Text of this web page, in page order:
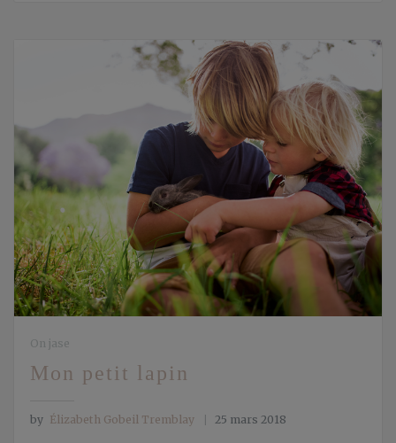
On jase
Mon petit lapin
by Élizabeth Gobeil Tremblay 25 mars 2018